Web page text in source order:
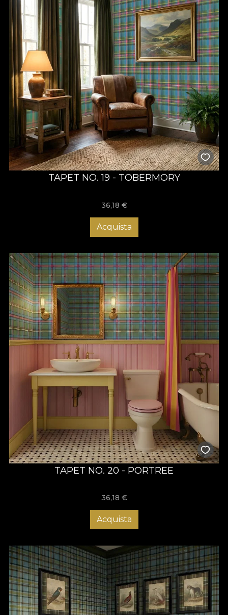
TAPET NO. 19 - TOBERMORY
36,18 €
Acquista
TAPET NO. 20 - PORTREE
36,18 €
Acquista